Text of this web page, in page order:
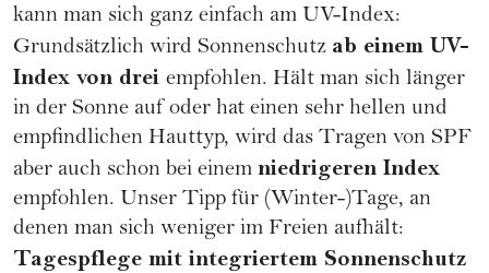
kann man sich ganz einfach am UV-Index:
Grundsätzlich wird Sonnenschutz ab einem UV-
Index von drei empfohlen. Hält man sich länger
in der Sonne auf oder hat einen sehr hellen und
empfindlichen Hauttyp, wird das Tragen von SPF
aber auch schon bei einem niedrigeren Index
empfohlen. Unser Tipp für (Winter-)Tage, an
denen man sich weniger im Freien aufhält:
Tagespflege mit integriertem Sonnenschutz